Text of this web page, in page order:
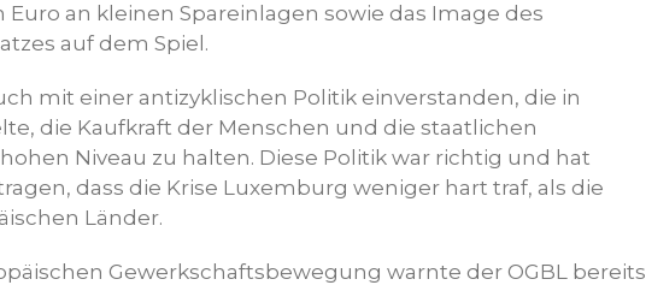
an kleinen Spareinlagen sowie das Image des
auf dem Spiel.
mit einer antizyklischen Politik einverstanden, die in
die Kaufkraft der Menschen und die staatlichen
Niveau zu halten. Diese Politik war richtig und hat
dass die Krise Luxemburg weniger hart traf, als die
Länder.
Gewerkschaftsbewegung warnte der OGBL bereits